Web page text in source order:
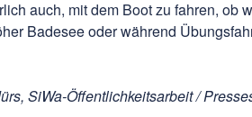
auch, mit dem Boot zu fahren, ob
Badesee oder während
SiWa-Öffentlichkeitsarbeit /